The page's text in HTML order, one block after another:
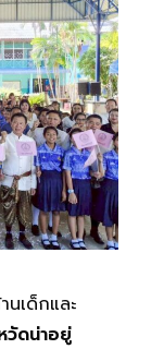
นเด็กและ
วัดน่าอยู่